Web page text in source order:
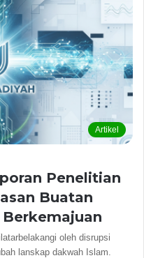
Artikel
Penelitian
Buatan
oleh disrupsi
lanskap dakwah Islam.